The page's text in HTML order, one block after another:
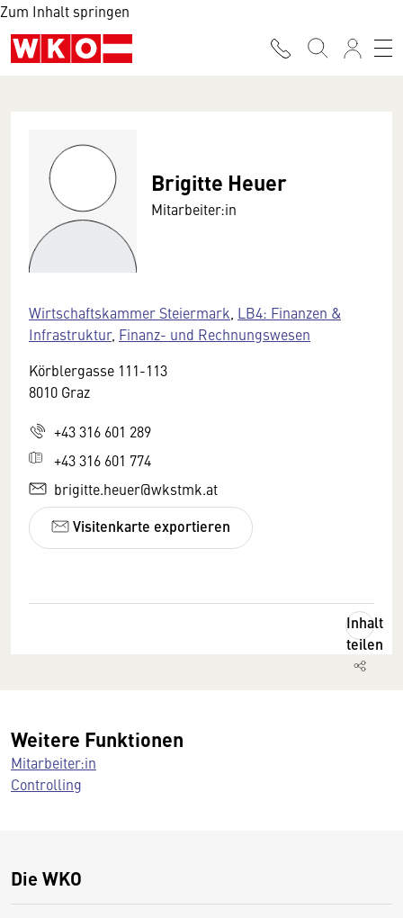
Zum Inhalt springen
Brigitte Heuer
Mitarbeiter:in
Wirtschaftskammer Steiermark LB4: Finanzen &
Infrastruktur, Finanz- und Rechnungswesen
Körblergasse 111-113
8010 Graz
+43 316 601 289
+43 316 601 774
brigitte.heuer@wkstmk.at
Visitenkarte exportieren
Inhalt
teilen
Weitere Funktionen
Mitarbeiter:in
Controlling
Die WKO